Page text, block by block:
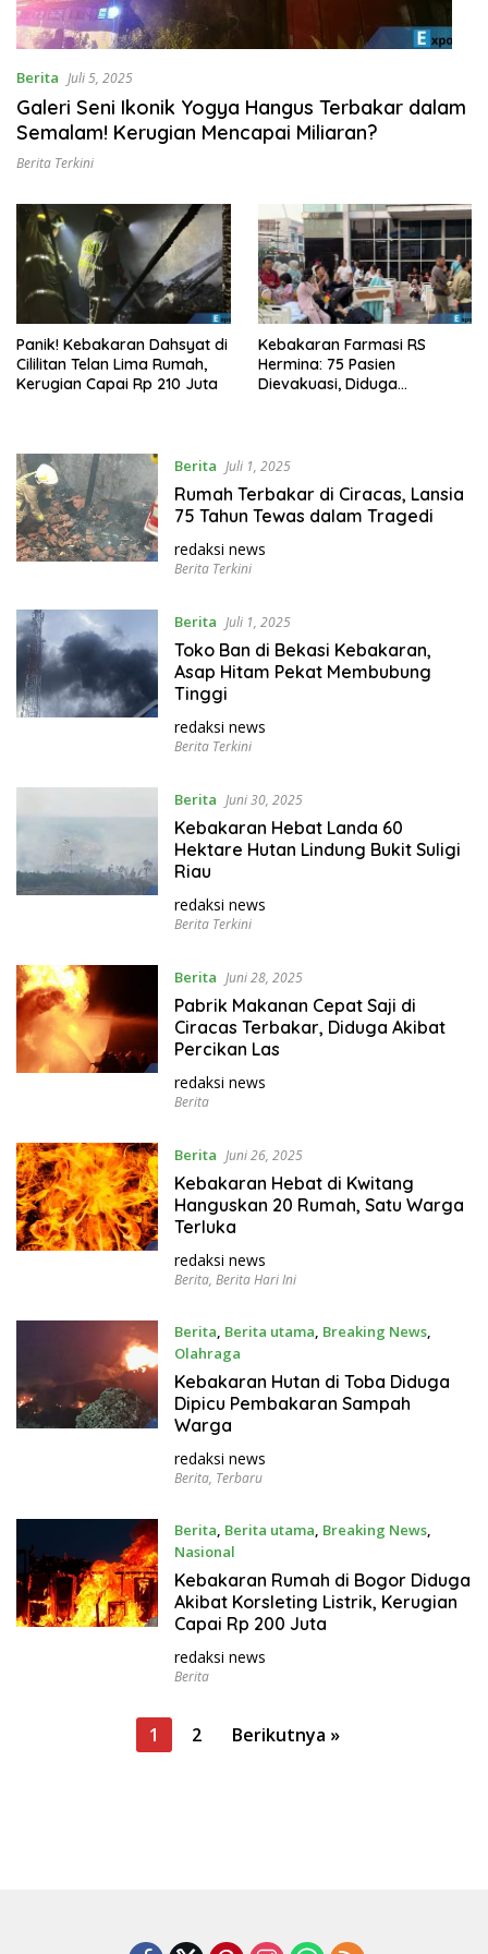
Berita Juli 5, 2025
Galeri Seni Ikonik Yogya Hangus Terbakar dalam
Semalam! Kerugian Mencapai Miliaran?
Berita Terkini
Panik! Kebakaran Dahsyat di
Cililitan Telan Lima Rumah,
Kerugian Capai Rp 210 Juta
Kebakaran Farmasi RS
Hermina: 75 Pasien
Dievakuasi, Diduga
Berita Juli 1, 2025
Rumah Terbakar di Ciracas, Lansia
75 Tahun Tewas dalam Tragedi
redaksi news
Berita Terkini
Berita Juli 1, 2025
Toko Ban di Bekasi Kebakaran,
Asap Hitam Pekat Membubung
Tinggi
redaksi news
Berita Terkini
Berita Juni 30, 2025
Kebakaran Hebat Landa 60
Hektare Hutan Lindung Bukit Suligi
Riau
redaksi news
Berita Terkini
Berita Juni 28, 2025
Pabrik Makanan Cepat Saji di
Ciracas Terbakar, Diduga Akibat
Percikan Las
redaksi news
Berita
Berita Juni 26, 2025
Kebakaran Hebat di Kwitang
Hanguskan 20 Rumah, Satu Warga
Terluka
redaksi news
Berita, Berita Hari Ini
Berita, Berita utama, Breaking News,
Olahraga
Juni 24, 2025
Kebakaran Hutan di Toba Diduga
Dipicu Pembakaran Sampah
Warga
redaksi news
Berita, Terbaru
Berita, Berita utama, Breaking News,
Nasional
Juni 19, 2025
Kebakaran Rumah di Bogor Diduga
Akibat Korsleting Listrik, Kerugian
Capai Rp 200 Juta
redaksi news
Berita
1 2 Berikutnya »